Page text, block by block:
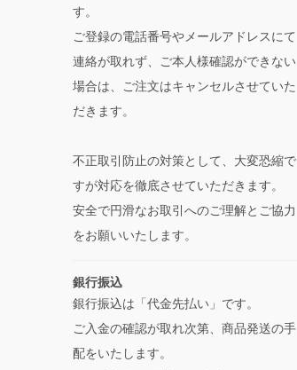
す。
ご登録の電話番号やメールアドレスにて
連絡が取れず、ご本人様確認ができない
場合は、ご注文はキャンセルさせていた
だきます。
不正取引防止の対策として、大変恐縮で
すが対応を徹底させていただきます。
安全で円滑なお取引へのご理解とご協力
をお願いいたします。
銀行振込
銀行振込は「代金先払い」です。
ご入金の確認が取れ次第、商品発送の手
配をいたします。